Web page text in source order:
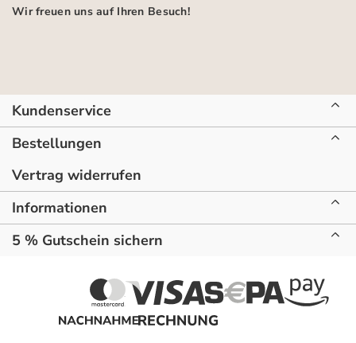
Wir freuen uns auf Ihren Besuch!
Kundenservice
Bestellungen
Vertrag widerrufen
Informationen
5 % Gutschein sichern